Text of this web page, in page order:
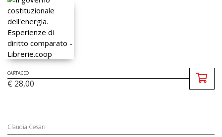
CARTACEO
€ 28,00
Claudia Cesari